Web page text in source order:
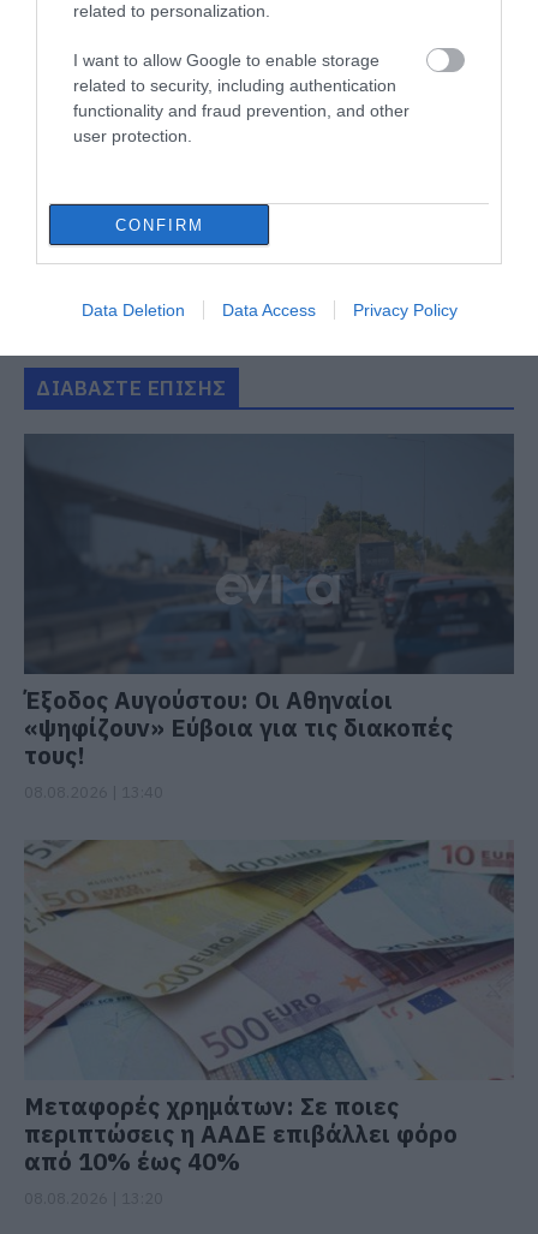
related to personalization.
I want to allow Google to enable storage
related to security, including authentication
functionality and fraud prevention, and other
user protection.
CONFIRM
Data Deletion Data Access Privacy Policy
ΔΙΑΒΑΣΤΕ ΕΠΙΣΗΣ
Έξοδος Αυγούστου: Οι Αθηναίοι
«ψηφίζουν» Εύβοια για τις διακοπές
τους!
Μεταφορές χρημάτων: Σε ποιες
περιπτώσεις η ΑΑΔΕ επιβάλλει φόρο
από 10% έως 40%